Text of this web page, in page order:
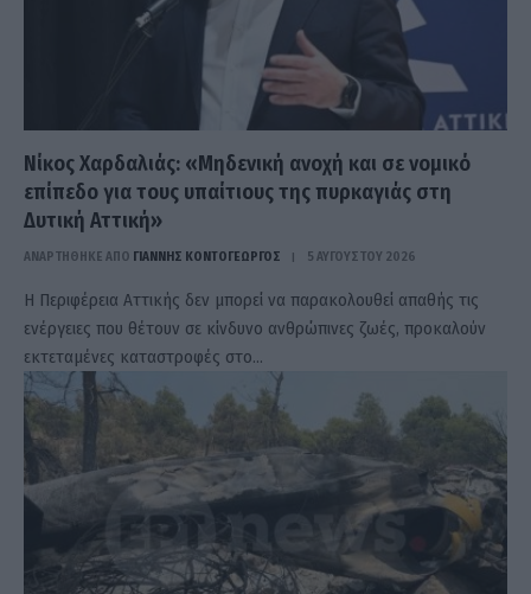
Νίκος Χαρδαλιάς: «Μηδενική ανοχή και σε νομικό
επίπεδο για τους υπαίτιους της πυρκαγιάς στη
Δυτική Αττική»
ΑΝΑΡΤΗΘΗΚΕ ΑΠΟ ΓΙΆΝΝΗΣ ΚΟΝΤΟΓΕΏΡΓΟΣ 5 ΑΥΓΟΎΣΤΟΥ 2026
Η Περιφέρεια Αττικής δεν μπορεί να παρακολουθεί απαθής τις
ενέργειες που θέτουν σε κίνδυνο ανθρώπινες ζωές, προκαλούν
εκτεταμένες καταστροφές στο…